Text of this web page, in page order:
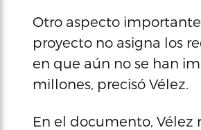
Otro aspecto
proyecto no asigna los
en que aún no se han
millones, precisó Vélez.
En el documento,